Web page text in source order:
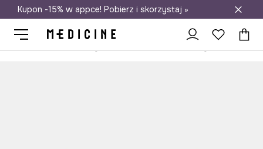
Darmowa dostawa do salonów
Kupon -15% w appce! Pobierz i skorzystaj »